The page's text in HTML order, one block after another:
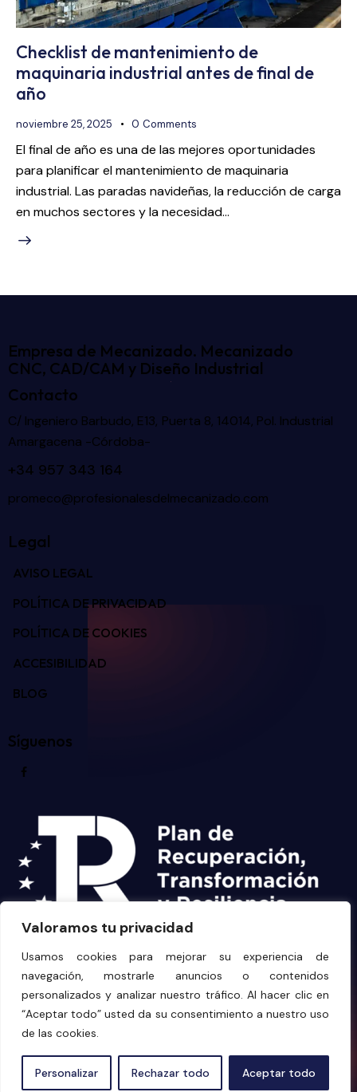
Valoramos tu privacidad
Usamos cookies para mejorar su experiencia de
navegación, mostrarle anuncios o contenidos
personalizados y analizar nuestro tráfico. Al hacer clic en
“Aceptar todo” usted da su consentimiento a nuestro uso
de las cookies.
Personalizar Rechazar todo Aceptar todo
Checklist de mantenimiento de
maquinaria industrial antes de final de
año
noviembre 25, 2025 0 Comments
El final de año es una de las mejores oportunidades
para planificar el mantenimiento de maquinaria
industrial. Las paradas navideñas, la reducción de carga
en muchos sectores y la necesidad…
Empresa de Mecanizado. Mecanizado
CNC, CAD/CAM y Diseño Industrial
Contacto
C/ Ingeniero Barbudo, E13, Puerta 8, 14014, Pol. Industrial
Amargacena -Córdoba-
+34 957 343 164
promeco@profesionalesdelmecanizado.com
Legal
AVISO LEGAL
POLÍTICA DE PRIVACIDAD
POLÍTICA DE COOKIES
ACCESIBILIDAD
BLOG
Síguenos
© 2026 PROFESIONALES DEL MECANIZADO DE CORDOBA
SCA. Todos los derechos reservados. Diseñado con ♥Win